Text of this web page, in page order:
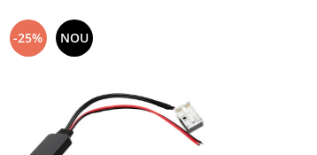
-25% NOU